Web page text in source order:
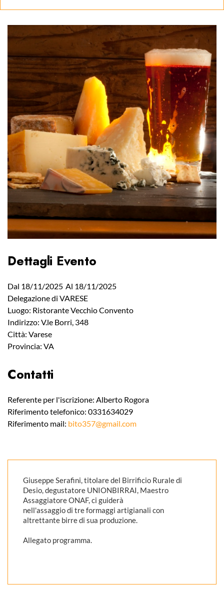
Dettagli Evento
Dal 18/11/2025 Al 18/11/2025
Delegazione di VARESE
Luogo: Ristorante Vecchio Convento
Indirizzo: V.le Borri, 348
Città: Varese
Provincia: VA
Contatti
Referente per l'iscrizione: Alberto Rogora
Riferimento telefonico: 0331634029
Riferimento mail: bito357@gmail.com
Giuseppe Serafini, titolare del Birrificio Rurale di
Desio, degustatore UNIONBIRRAI, Maestro
Assaggiatore ONAF, ci guiderà
nell'assaggio di tre formaggi artigianali con
altrettante birre di sua produzione.
Allegato programma.